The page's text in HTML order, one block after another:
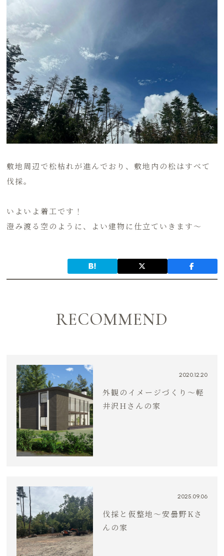
敷地周辺で松枯れが進んでおり、敷地内の松はすべて
伐採。
いよいよ着工です！
澄み渡る空のように、よい建物に仕立ていきます～
RECOMMEND
2020.12.20
外観のイメージづくり〜軽
井沢Hさんの家
2025.09.06
伐採と仮整地〜安曇野Kさ
んの家